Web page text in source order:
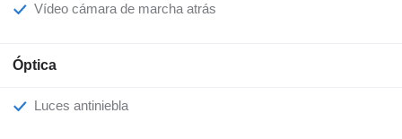
Vídeo cámara de marcha atrás
Óptica
Luces antiniebla